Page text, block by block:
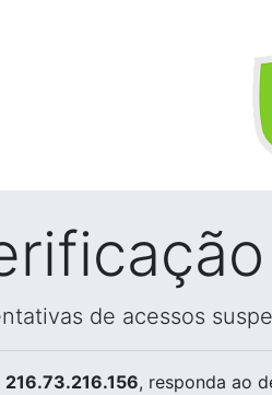
de acessos
216.73.216.156, responda ao